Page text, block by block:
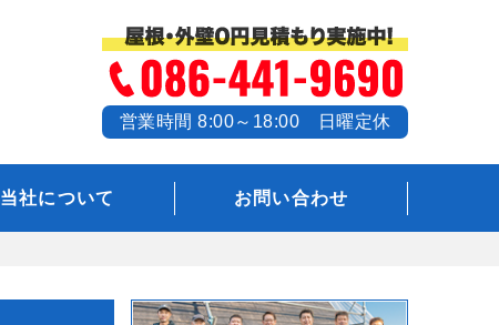
営業時間 8:00～18:00 日曜定休
当社について お問い合わせ